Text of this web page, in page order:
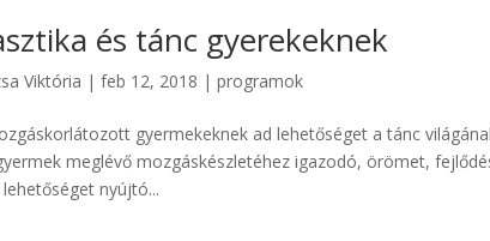
és tánc gyerekeknek
Viktória |feb 12, 2018 |programok
gyermekeknek ad lehetőséget a tánc
meglévő mozgáskészletéhez igazodó, örömet,
nyújtó...